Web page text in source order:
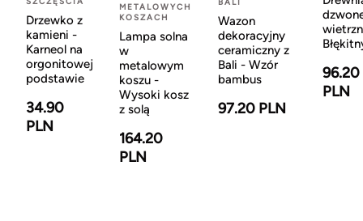
Drzewko z
kamieni -
Karneol na
orgonitowej
podstawie
34.90
PLN
METALOWYCH
KOSZACH
Lampa solna
w
metalowym
koszu -
Wysoki kosz
z solą
164.20
PLN
BALI
Wazon
dekoracyjny
ceramiczny z
Bali - Wzór
bambus
97.20 PLN
96.20
PLN